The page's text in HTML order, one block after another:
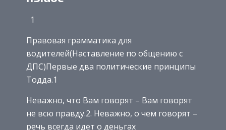
1
Правовая грамматика для
водителей(Наставление по общению с
ДПС)Первые два политические принципы
Тодда.1
Неважно, что Вам говорят – Вам говорят
не всю правду.2. Неважно, о чем говорят –
речь всегда идет о деньгах